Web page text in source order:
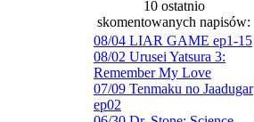
10 ostatnio
skomentowanych napisów:
08/04 LIAR GAME ep1-15
08/02 Urusei Yatsura 3:
Remember My Love
07/09 Tenmaku no Jaadugar
ep02